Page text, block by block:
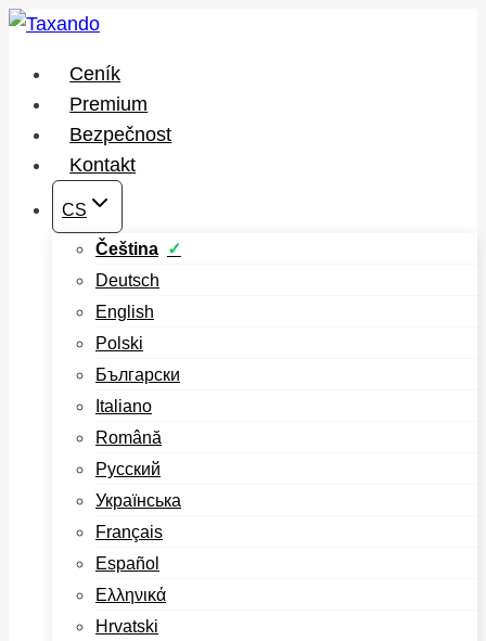
Přeskočit
obsah
Ceník
Premium
Bezpečnost
Kontakt
CS
Čeština
Deutsch
English
Polski
Български
Italiano
Română
Русский
Українська
Français
Español
Ελληνικά
Hrvatski